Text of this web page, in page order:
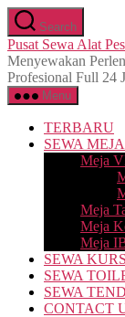
Skip
to
the
content
Search
Pusat Sewa Alat
Menyewakan
Profesional Full 24
Menu
TERBARU
SEWA MEJA
Meja
Meja
Meja
Meja
SEWA
SEWA
SEWA
CONTACT